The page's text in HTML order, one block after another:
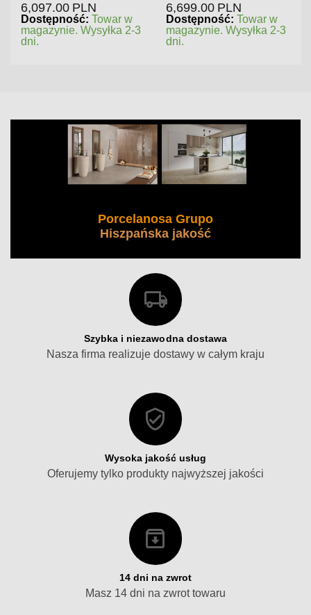
6,097.00 PLN
Dostępność: Towar w
magazynie. Wysyłka 2-3
dni.
6,699.00 PLN
Dostępność: Towar w
magazynie. Wysyłka 2-3
dni.
Porcelanosa Grupo
Hiszpańska jakość
Szybka i niezawodna dostawa
Nasza firma realizuje dostawy w całym kraju
Wysoka jakość usług
Oferujemy tylko produkty najwyższej jakości
14 dni na zwrot
Masz 14 dni na zwrot towaru